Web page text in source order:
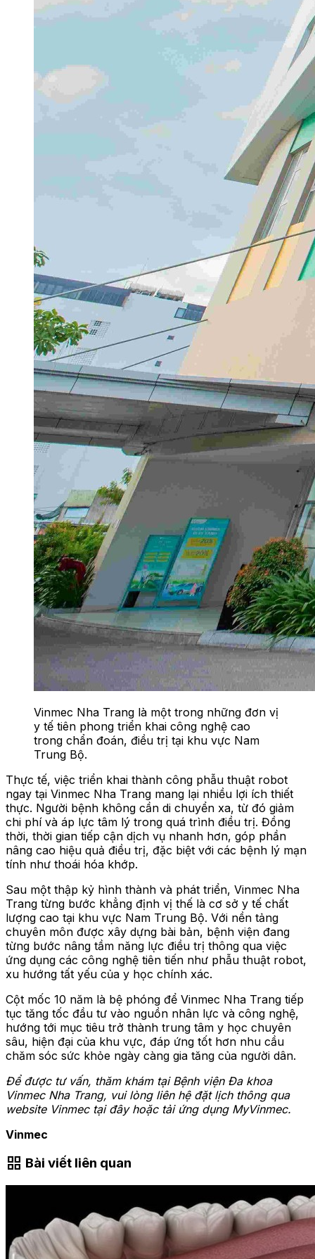
Vinmec Nha Trang là một trong những đơn vị
y tế tiên phong triển khai công nghệ cao
trong chẩn đoán, điều trị tại khu vực Nam
Trung Bộ.
Thực tế, việc triển khai thành công phẫu thuật robot
ngay tại Vinmec Nha Trang mang lại nhiều lợi ích thiết
thực. Người bệnh không cần di chuyển xa, từ đó giảm
chi phí và áp lực tâm lý trong quá trình điều trị. Đồng
thời, thời gian tiếp cận dịch vụ nhanh hơn, góp phần
nâng cao hiệu quả điều trị, đặc biệt với các bệnh lý mạn
tính như thoái hóa khớp.
Sau một thập kỷ hình thành và phát triển, Vinmec Nha
Trang từng bước khẳng định vị thế là cơ sở y tế chất
lượng cao tại khu vực Nam Trung Bộ. Với nền tảng
chuyên môn được xây dựng bài bản, bệnh viện đang
từng bước nâng tầm năng lực điều trị thông qua việc
ứng dụng các công nghệ tiên tiến như phẫu thuật robot,
xu hướng tất yếu của y học chính xác.
Cột mốc 10 năm là bệ phóng để Vinmec Nha Trang tiếp
tục tăng tốc đầu tư vào nguồn nhân lực và công nghệ,
hướng tới mục tiêu trở thành trung tâm y học chuyên
sâu, hiện đại của khu vực, đáp ứng tốt hơn nhu cầu
chăm sóc sức khỏe ngày càng gia tăng của người dân.
Để được tư vấn, thăm khám tại Bệnh viện Đa khoa
Vinmec Nha Trang, vui lòng liên hệ đặt lịch thông qua
website Vinmec tại đâyhoặc tải ứng dụng MyVinmec.
Vinmec
grid_view Bài viết liên quan